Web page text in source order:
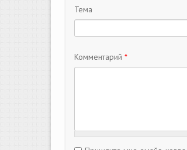
Тема
Комментарий *